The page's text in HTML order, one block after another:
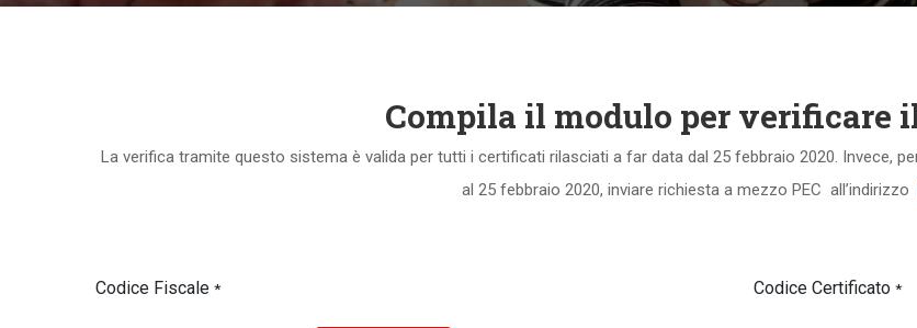
Compila il modulo per verificare
La verifica tramite questo sistema è valida per tutti i certificati rilasciati a far data dal 25 febbraio 2020. Invece,
al 25 febbraio 2020, inviare richiesta a mezzo PEC all’indirizzo
Codice Fiscale * Codice Certificato *